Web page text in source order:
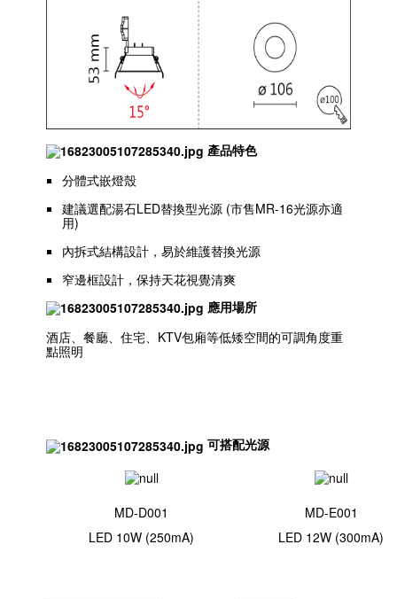
產品特色
分體式嵌燈殼
建議選配湯石LED替換型光源 (市售MR-16光源亦適
用)
內拆式結構設計，易於維護替換光源
窄邊框設計，保持天花視覺清爽
應用場所
酒店、餐廳、住宅、KTV包廂等低矮空間的可調角度重
點照明
可搭配光源
MD-D001
LED 10W (250mA)
MD-E001
LED 12W (300mA)